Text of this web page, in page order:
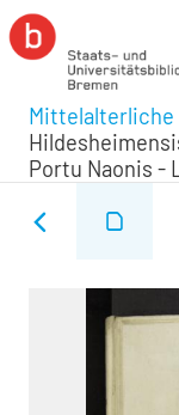
Portu Naonis -